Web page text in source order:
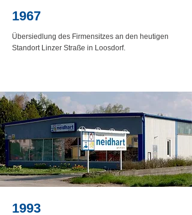
1967
Übersiedlung des Firmensitzes an den heutigen
Standort Linzer Straße in Loosdorf.
1993